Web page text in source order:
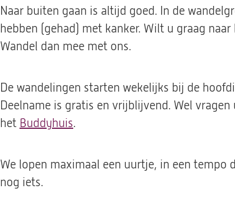
Naar buiten gaan is altijd goed. In de
hebben (gehad) met kanker. Wilt u graag
Wandel dan mee met ons.
De wandelingen starten wekelijks bij de
Deelname is gratis en vrijblijvend. Wel
het Buddyhuis(opent
een
.
We lopen maximaal een uurtje, in een tempo
nog iets.